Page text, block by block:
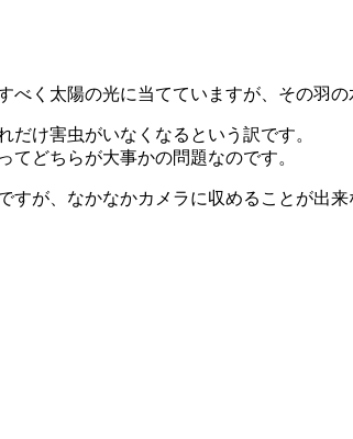
く太陽の光に当てていますが、その羽の
け害虫がいなくなるという訳です。
どちらが大事かの問題なのです。
が、なかなかカメラに収めることが出来